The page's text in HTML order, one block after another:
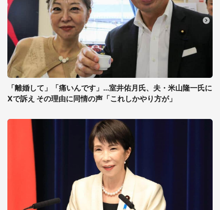
「離婚して」「痛いんです」...室井佑月氏、夫・米山隆一氏に
Xで訴え その理由に同情の声「これしかやり方が」